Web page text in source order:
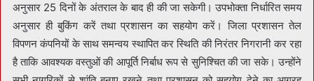
अनुसार 25 दिनों के अंतराल के बाद ही की जा सकेगी। उपभोक्ता निर्धारित समय
अनुसार ही बुकिंग करें तथा प्रशासन का सहयोग करें। जिला प्रशासन तेल
विपणन कंपनियों के साथ समन्वय स्थापित कर स्थिति की निरंतर निगरानी कर रहा
है ताकि आवश्यक वस्तुओं की आपूर्ति निर्बाध रूप से सुनिश्चित की जा सके। उन्होंने